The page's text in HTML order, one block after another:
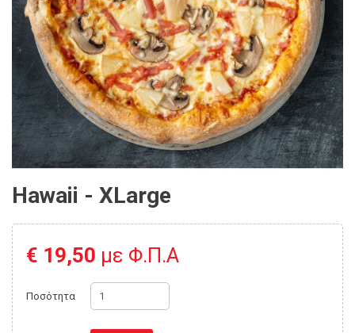
Hawaii - XLarge
€ 19,50 με Φ.Π.Α
Ποσότητα